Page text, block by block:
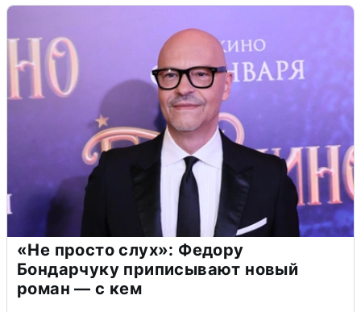
«Не просто слух»: Федору
Бондарчуку приписывают новый
роман — с кем